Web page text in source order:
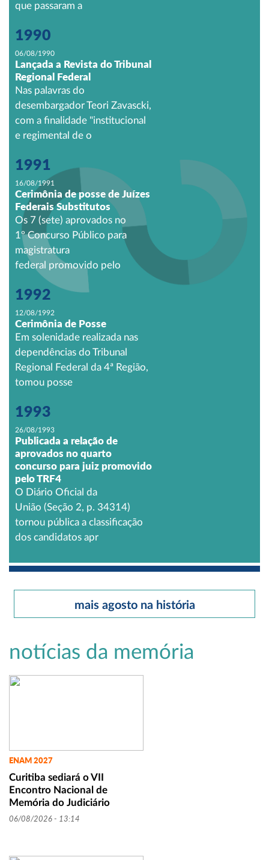
que passaram a
1990
06/08/1990
Lançada a Revista do Tribunal
Regional Federal
Nas palavras do
desembargador Teori Zavascki,
com a finalidade "institucional
e regimental de o
1991
16/08/1991
Cerimônia de posse de Juízes
Federais Substitutos
Os 7 (sete) aprovados no
1º Concurso Público para
magistratura
federal promovido pelo
1992
12/08/1992
Cerimônia de Posse
Em solenidade realizada nas
dependências do Tribunal
Regional Federal da 4ª Região,
tomou posse
1993
26/08/1993
Publicada a relação de
aprovados no quarto
concurso para juiz promovido
pelo TRF4
O Diário Oficial da
União (Seção 2, p. 34314)
tornou pública a classificação
dos candidatos apr
mais agosto na história
notícias da memória
ENAM 2027
Curitiba sediará o VII
Encontro Nacional de
Memória do Judiciário
06/08/2026 - 13:14